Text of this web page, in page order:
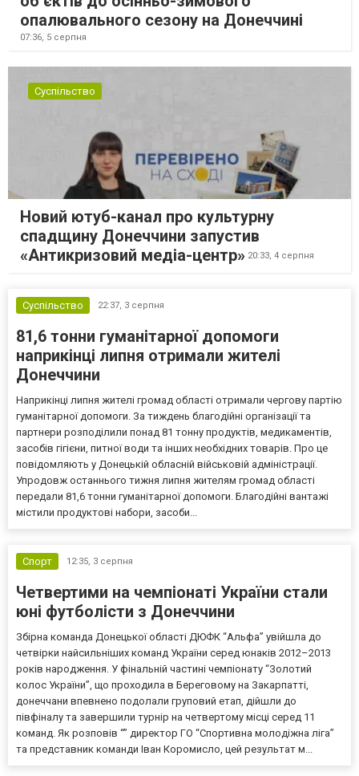
опалювального сезону на Донеччині
07:36, 5 серпня
Суспільство
Новий ютуб-канал про культурну
спадщину Донеччини запустив
«Антикризовий медіа-центр» 20:33, 4 серпня
Суспільство 22:37, 3 серпня
81,6 тонни гуманітарної допомоги
наприкінці липня отримали жителі
Донеччини
Наприкінці липня жителі громад області отримали чергову партію
гуманітарної допомоги. За тиждень благодійні організації та
партнери розподілили понад 81 тонну продуктів, медикаментів,
засобів гігієни, питної води та інших необхідних товарів. Про це
повідомляють у Донецькій обласній військовій адміністрації.
Упродовж останнього тижня липня жителям громад області
передали 81,6 тонни гуманітарної допомоги. Благодійні вантажі
містили продуктові набори, засоби...
Спорт 12:35, 3 серпня
Четвертими на чемпіонаті України стали
юні футболісти з Донеччини
Збірна команда Донецької області ДЮФК “Альфа” увійшла до
четвірки найсильніших команд України серед юнаків 2012–2013
років народження. У фінальній частині чемпіонату “Золотий
колос України”, що проходила в Береговому на Закарпатті,
донеччани впевнено подолали груповий етап, дійшли до
півфіналу та завершили турнір на четвертому місці серед 11
команд. Як розповів “” директор ГО “Спортивна молодіжна ліга”
та представник команди Іван Коромисло, цей результат м...